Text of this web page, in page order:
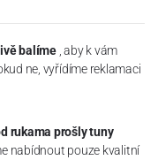
balíme , aby k vám
ne, vyřídíme reklamaci
rukama prošly tuny
nabídnout pouze kvalitní